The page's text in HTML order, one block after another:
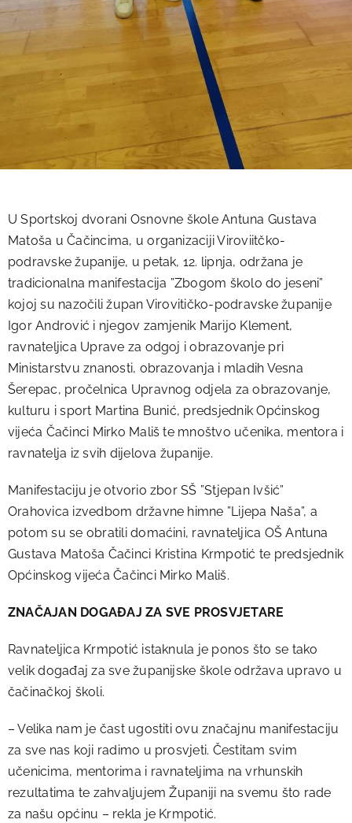
U Sportskoj dvorani Osnovne škole Antuna Gustava
Matoša u Čačincima, u organizaciji Viroviitčko-
podravske županije, u petak, 12. lipnja, održana je
tradicionalna manifestacija ”Zbogom školo do jeseni”
kojoj su nazočili župan Virovitičko-podravske županije
Igor Andrović i njegov zamjenik Marijo Klement,
ravnateljica Uprave za odgoj i obrazovanje pri
Ministarstvu znanosti, obrazovanja i mladih Vesna
Šerepac, pročelnica Upravnog odjela za obrazovanje,
kulturu i sport Martina Bunić, predsjednik Općinskog
vijeća Čačinci Mirko Mališ te mnoštvo učenika, mentora i
ravnatelja iz svih dijelova županije.
Manifestaciju je otvorio zbor SŠ ”Stjepan Ivšić”
Orahovica izvedbom državne himne ”Lijepa Naša”, a
potom su se obratili domaćini, ravnateljica OŠ Antuna
Gustava Matoša Čačinci Kristina Krmpotić te predsjednik
Općinskog vijeća Čačinci Mirko Mališ.
ZNAČAJAN DOGAĐAJ ZA SVE PROSVJETARE
Ravnateljica Krmpotić istaknula je ponos što se tako
velik događaj za sve županijske škole održava upravo u
čačinačkoj školi.
– Velika nam je čast ugostiti ovu značajnu manifestaciju
za sve nas koji radimo u prosvjeti. Čestitam svim
učenicima, mentorima i ravnateljima na vrhunskih
rezultatima te zahvaljujem Županiji na svemu što rade
za našu općinu – rekla je Krmpotić.